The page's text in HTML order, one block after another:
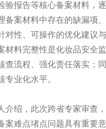
验报告等核心备案材料，
备案材料中存在的缺漏项
对性、可操作的优化建议
材料完整性是化妆品安全
查流程、强化责任落实；
业化水平。
绍，此次跨省专家审查，
案难点堵点问题具有重要